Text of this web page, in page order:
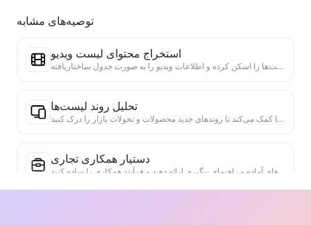
توصیه‌های مشابه
استخراج محتوای لیست ویدیو
یک ابزار کارآمد برای استخراج محتوای ویدئویی از وب‌سایت‌ها که می‌تواند به سرعت وب‌سایت‌ها را اسکن کرده و اطلاعات ویدیو را به صورت جدول ساختاریافته Markdown سازماندهی کند.
تحلیل روند لیست‌ها
تحلیل داده‌های لیست‌های فعلی صفحه، تولید گزارش روند. شناسایی دسته‌های محبوب، نوع محصولات در حال رشد سریع و فناوری‌های نوظهور. ارائه بینش‌های فوری بازار، به شما کمک می‌کند تا روندهای جدید محصولات و تحولات بازار را درک کنید.
دستیار همکاری تجاری